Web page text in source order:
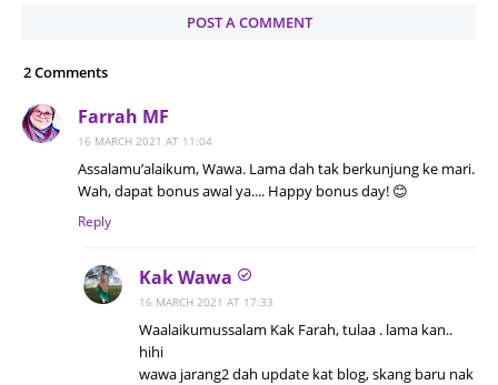
POST A COMMENT
2 Comments
Farrah MF
16 MARCH 2021 AT 11:04
Assalamu’alaikum, Wawa. Lama dah tak berkunjung ke mari.
Wah, dapat bonus awal ya.... Happy bonus day! 😊
Reply
Kak Wawa
16 MARCH 2021 AT 17:33
Waalaikumussalam Kak Farah, tulaa . lama kan..
hihi
wawa jarang2 dah update kat blog, skang baru nak